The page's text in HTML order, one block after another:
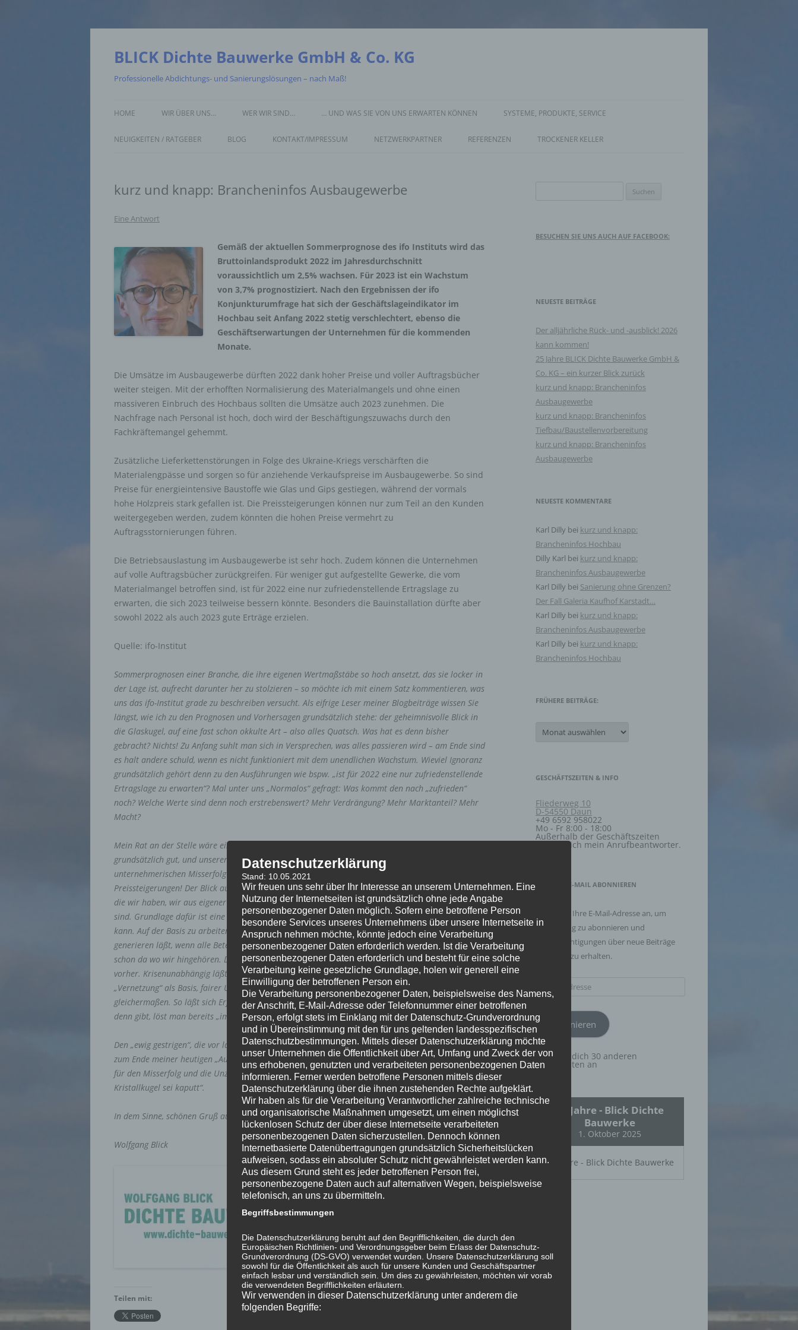
Zum
BLICK Dichte Bauwerke GmbH & Co. KG
Professionelle Abdichtungs- und Sanierungslösungen – nach Maß!
HOME WIR ÜBER UNS… WER WIR SIND… … UND WAS SIE VON UNS ERWARTEN KÖNNEN SYSTEME, PRODUKTE, SERVICE
NEUIGKEITEN / RATGEBER BLOG KONTAKT/IMPRESSUM NETZWERKPARTNER REFERENZEN TROCKENER KELLER
kurz und knapp: Brancheninfos Ausbaugewerbe
Eine Antwort
Gemäß der aktuellen Sommerprognose des ifo Instituts wird das
Bruttoinlandsprodukt 2022 im Jahresdurchschnitt
voraussichtlich um 2,5% wachsen. Für 2023 ist ein Wachstum
von 3,7% prognostiziert. Nach den Ergebnissen der ifo
Konjunkturumfrage hat sich der Geschäftslageindikator im
Hochbau seit Anfang 2022 stetig verschlechtert, ebenso die
Geschäftserwartungen der Unternehmen für die kommenden
Monate.
Die Umsätze im Ausbaugewerbe dürften 2022 dank hoher Preise und voller Auftragsbücher
weiter steigen. Mit der erhofften Normalisierung des Materialmangels und ohne einen
massiveren Einbruch des Hochbaus sollten die Umsätze auch 2023 zunehmen. Die
Nachfrage nach Personal ist hoch, doch wird der Beschäftigungszuwachs durch den
Fachkräftemangel gehemmt.
Zusätzliche Lieferkettenstörungen in Folge des Ukraine-Kriegs verschärften die
Materialengpässe und sorgen so für anziehende Verkaufspreise im Ausbaugewerbe. So sind
Preise für energieintensive Baustoffe wie Glas und Gips gestiegen, während der vormals
hohe Holzpreis stark gefallen ist. Die Preissteigerungen können nur zum Teil an den Kunden
weitergegeben werden, zudem könnten die hohen Preise vermehrt zu
Auftragsstornierungen führen.
Die Betriebsauslastung im Ausbaugewerbe ist sehr hoch. Zudem können die Unternehmen
auf volle Auftragsbücher zurückgreifen. Für weniger gut aufgestellte Gewerke, die vom
Materialmangel betroffen sind, ist für 2022 eine nur zufriedenstellende Ertragslage zu
erwarten, die sich 2023 teilweise bessern könnte. Besonders die Bauinstallation dürfte aber
sowohl 2022 als auch 2023 gute Erträge erzielen.
Quelle: ifo-Institut
Sommerprognosen einer Branche, die ihre eigenen Wertmaßstäbe so hoch ansetzt, das sie locker in
der Lage ist, aufrecht darunter her zu stolzieren – so möchte ich mit einem Satz kommentieren, was
uns das ifo-Institut grade zu beschreiben versucht. Als eifrige Leser meiner Blogbeiträge wissen Sie
längst, wie ich zu den Prognosen und Vorhersagen grundsätzlich stehe: der geheimnisvolle Blick in
die Glaskugel, auf eine fast schon okkulte Art – also alles Quatsch. Was hat es denn bisher
gebracht? Nichts! Zu Anfang suhlt man sich in Versprechen, was alles passieren wird – am Ende sind
es halt andere schuld, wenn es nicht funktioniert mit dem unendlichen Wachstum. Wieviel Ignoranz
grundsätzlich gehört denn zu den Ausführungen wie bspw. „ist für 2022 eine nur zufriedenstellende
Ertragslage zu erwarten“? Mal unter uns „Normalos“ gefragt: Was kommt den nach „zufrieden“
noch? Welche Werte sind denn noch erstrebenswert? Mehr Verdrängung? Mehr Marktanteil? Mehr
Macht?
Mein Rat an der Stelle wäre ein „mehr“ an Eigenverantwortung! Das täte der Gesellschaft
grundsätzlich gut, und unserer Branche ganz besonders. Die Schuld, die Ursache, für den möglichen
unternehmerischen Misserfolg finden wir weder in der Ukrainekrise, noch in Lieferengpässen oder
Preissteigerungen! Der Blick auf die Dinge ist, glauben Sie mir das, ein ganz anderer, wenn die Ziele
die wir haben, wir aus eigener Kraft, durch eigenes Denken und Handeln zu erreichen in der Lage
sind. Grundlage dafür ist eine realistische Selbsteinschätzung dessen, wer man ist und was man
kann. Auf der Basis zu arbeiten, das sich dann – und nur dann! – ein nachhaltig gutes Geschäft
generieren läßt, wenn alle Beteiligten gleichermassen verdienen -„ihren Schnitt machen“- sind wir
schon da wo wir hingehören. Das es so funktioniert erlebe ich derzeit genauso, wie die Jahrzehnte
vorher. Krisenunabhängig läßt sich substantielles Wachstum planen und umsetzen. Gute
„Vernetzung“ als Basis, fairer Umgang mit allen Geschäftspartnern – Kunden und Lieferanten
gleichermaßen. So läßt sich Erfolg planen – gemeinsam und langfristig! Schwierigkeiten, so es sie
denn gibt, löst man bereits „im Ansatz“.
Den „ewig gestrigen“, die vor lauter Problemen die Lösung noch immer nicht sehen (wollen?), sei
zum Ende meiner heutigen „Ausführungen“ auch ein Rat mit auf den Weg gegeben: Wenn keine Krise
für den Misserfolg und die Unzufriedenheit mehr herhalten kann, sagen Sie einfach „die
Kristallkugel sei kaputt“.
In dem Sinne, schönen Gruß aus Daun – und machen Sie es gut!
Wolfgang Blick
Teilen mit:
BESUCHEN SIE UNS AUCH AUF FACEBOOK:
NEUESTE BEITRÄGE
Der alljährliche Rück- und -ausblick! 2026
kann kommen!
25 Jahre BLICK Dichte Bauwerke GmbH &
Co. KG – ein kurzer Blick zurück
kurz und knapp: Brancheninfos
Ausbaugewerbe
kurz und knapp: Brancheninfos
Tiefbau/Baustellenvorbereitung
kurz und knapp: Brancheninfos
Ausbaugewerbe
NEUESTE KOMMENTARE
Karl Dilly bei kurz und knapp:
Brancheninfos Hochbau
Dilly Karl bei kurz und knapp:
Brancheninfos Ausbaugewerbe
Karl Dilly bei Sanierung ohne Grenzen?
Der Fall Galeria Kaufhof Karstadt…
Karl Dilly bei kurz und knapp:
Brancheninfos Ausbaugewerbe
Karl Dilly bei kurz und knapp:
Brancheninfos Hochbau
FRÜHERE BEITRÄGE:
Beiträge:
GESCHÄFTSZEITEN & INFO
Fliederweg 10
D-54550 Daun
+49 6592 958022
Mo - Fr 8:00 - 18:00
Außerhalb der Geschäftszeiten
meldet sich mein Anrufbeantworter.
BLOG VIA E-MAIL ABONNIEREN
Geben Sie Ihre E-Mail-Adresse an, um
diesen Blog zu abonnieren und
Benachrichtigungen über neue Beiträge
via E-Mail zu erhalten.
Mail-
Abonnieren
Schließe dich 30 anderen
Abonnenten an
25 Jahre - Blick Dichte
Bauwerke
1. Oktober 2025
25 Jahre - Blick Dichte Bauwerke
Datenschutzerklärung
Stand: 10.05.2021
Wir freuen uns sehr über Ihr Interesse an unserem Unternehmen. Eine
Nutzung der Internetseiten ist grundsätzlich ohne jede Angabe
personenbezogener Daten möglich. Sofern eine betroffene Person
besondere Services unseres Unternehmens über unsere Internetseite in
Anspruch nehmen möchte, könnte jedoch eine Verarbeitung
personenbezogener Daten erforderlich werden. Ist die Verarbeitung
personenbezogener Daten erforderlich und besteht für eine solche
Verarbeitung keine gesetzliche Grundlage, holen wir generell eine
Einwilligung der betroffenen Person ein.
Die Verarbeitung personenbezogener Daten, beispielsweise des Namens,
der Anschrift, E-Mail-Adresse oder Telefonnummer einer betroffenen
Person, erfolgt stets im Einklang mit der Datenschutz-Grundverordnung
und in Übereinstimmung mit den für uns geltenden landesspezifischen
Datenschutzbestimmungen. Mittels dieser Datenschutzerklärung möchte
unser Unternehmen die Öffentlichkeit über Art, Umfang und Zweck der von
uns erhobenen, genutzten und verarbeiteten personenbezogenen Daten
informieren. Ferner werden betroffene Personen mittels dieser
Datenschutzerklärung über die ihnen zustehenden Rechte aufgeklärt.
Wir haben als für die Verarbeitung Verantwortlicher zahlreiche technische
und organisatorische Maßnahmen umgesetzt, um einen möglichst
lückenlosen Schutz der über diese Internetseite verarbeiteten
personenbezogenen Daten sicherzustellen. Dennoch können
Internetbasierte Datenübertragungen grundsätzlich Sicherheitslücken
aufweisen, sodass ein absoluter Schutz nicht gewährleistet werden kann.
Aus diesem Grund steht es jeder betroffenen Person frei,
personenbezogene Daten auch auf alternativen Wegen, beispielsweise
telefonisch, an uns zu übermitteln.
Begriffsbestimmungen
Die Datenschutzerklärung beruht auf den Begrifflichkeiten, die durch den
Europäischen Richtlinien- und Verordnungsgeber beim Erlass der Datenschutz-
Grundverordnung (DS-GVO) verwendet wurden. Unsere Datenschutzerklärung soll
sowohl für die Öffentlichkeit als auch für unsere Kunden und Geschäftspartner
einfach lesbar und verständlich sein. Um dies zu gewährleisten, möchten wir vorab
die verwendeten Begrifflichkeiten erläutern.
Wir verwenden in dieser Datenschutzerklärung unter anderem die
folgenden Begriffe: